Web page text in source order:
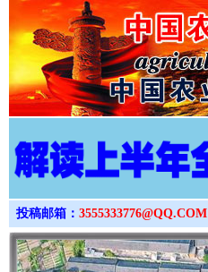
投稿邮箱： 3555333776@QQ.COM